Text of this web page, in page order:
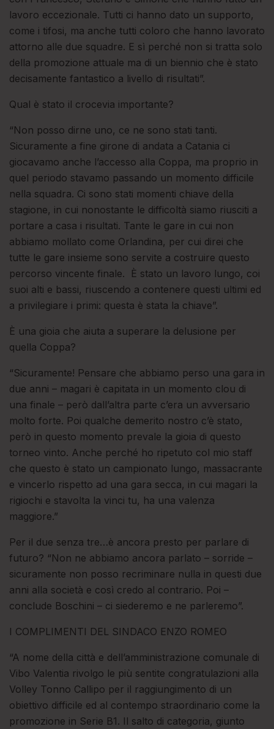
lavoro eccezionale. Tutti ci hanno dato un supporto,
come i tifosi, ma anche tutti coloro che hanno lavorato
attorno alle due squadre. E sì perché non si tratta solo
della promozione attuale ma di un biennio che è stato
decisamente fantastico a livello di risultati”.
Qual è stato il crocevia importante?
“Non posso dirne uno, ce ne sono stati tanti.
Sicuramente a fine girone di andata a Catania ci
giocavamo anche l’accesso alla Coppa, ma proprio in
quel periodo stavamo passando un momento difficile
nella squadra. Ci sono stati momenti chiave della
stagione, in cui nonostante le difficoltà siamo riusciti a
portare a casa i risultati. Tante le gare in cui non
abbiamo mollato come Orlandina, per cui direi che
tutte le gare insieme sono servite a costruire questo
percorso vincente finale. È stato un lavoro lungo, coi
suoi alti e bassi, riuscendo a contenere questi ultimi ed
a privilegiare i primi: questa è stata la chiave”.
È una gioia che aiuta a superare la delusione per
quella Coppa?
“Sicuramente! Pensare che abbiamo perso una gara in
due anni – magari è capitata in un momento clou di
una finale – però dall’altra parte c’era un avversario
molto forte. Poi qualche demerito nostro c’è stato,
però in questo momento prevale la gioia di questo
torneo vinto. Anche perché ho ripetuto col mio staff
che questo è stato un campionato lungo, massacrante
e vincerlo rispetto ad una gara secca, in cui magari la
rigiochi e stavolta la vinci tu, ha una valenza
maggiore.”
Per il due senza tre…è ancora presto per parlare di
futuro? “Non ne abbiamo ancora parlato – sorride –
sicuramente non posso recriminare nulla in questi due
anni alla società e così credo al contrario. Poi –
conclude Boschini – ci siederemo e ne parleremo”.
I COMPLIMENTI DEL SINDACO ENZO ROMEO
“A nome della città e dell’amministrazione comunale di
Vibo Valentia rivolgo le più sentite congratulazioni alla
Volley Tonno Callipo per il raggiungimento di un
obiettivo difficile ed al contempo straordinario come la
promozione in Serie B1. Il salto di categoria, giunto